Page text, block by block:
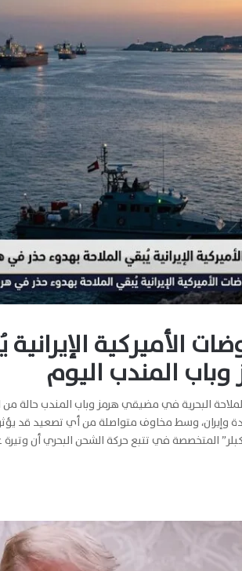
الأميركية
المندب اليوم
البحرية في مضيقي هرمز وباب المندب حالة
وإيران، وسط مخاوف متواصلة من أي تصعيد قد
المتخصصة في تتبع حركة الشحن البحري أن